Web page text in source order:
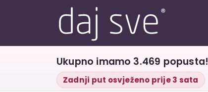
Ukupno imamo 3.469 popusta!
Zadnji put osvježeno prije 3 sata